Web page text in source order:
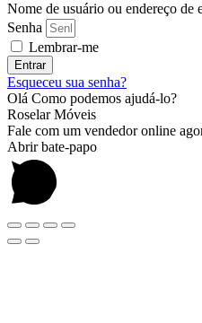
Nome de usuário ou endereço de
Senha
Lembrar-me
Entrar
Esqueceu sua senha?
Olá Como podemos ajudá-lo?
Roselar Móveis
Fale com um vendedor online
Abrir bate-papo